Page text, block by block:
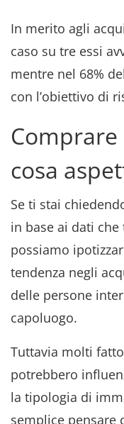
In merito agli
caso su tre essi
mentre nel 68%
con l’obiettivo di
Comprare
cosa
Se ti stai
in base ai dati
possiamo
tendenza negli
delle persone
capoluogo.
Tuttavia molti
potrebbero
la tipologia di
semplice pensare